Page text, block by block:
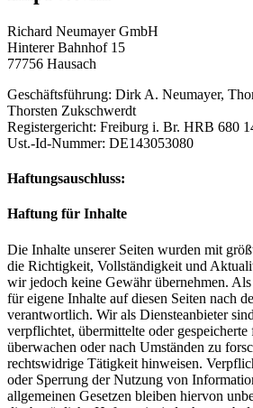
Richard Neumayer GmbH
Hinterer Bahnhof 15
77756 Hausach
Geschäftsführung: Dirk A. Neumayer,
Thorsten Zukschwerdt
Registergericht: Freiburg i. Br. HRB 680
Ust.-Id-Nummer: DE143053080
Haftungsauschluss:
Haftung für Inhalte
Die Inhalte unserer Seiten wurden mit
die Richtigkeit, Vollständigkeit und
wir jedoch keine Gewähr übernehmen.
für eigene Inhalte auf diesen Seiten nach
verantwortlich. Wir als Diensteanbieter
verpflichtet, übermittelte oder
überwachen oder nach Umständen zu
rechtswidrige Tätigkeit hinweisen.
oder Sperrung der Nutzung von
allgemeinen Gesetzen bleiben hiervon